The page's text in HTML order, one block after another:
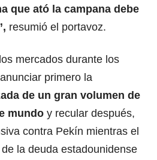
que ató la campana debe
resumió el portavoz.
mercados durante los
primero la
de un gran volumen de
mundo y recular después,
contra Pekín mientras el
la deuda estadounidense